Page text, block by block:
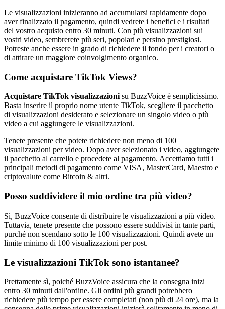
Le visualizzazioni inizieranno ad accumularsi rapidamente dopo
aver finalizzato il pagamento, quindi vedrete i benefici e i risultati
del vostro acquisto entro 30 minuti. Con più visualizzazioni sui
vostri video, sembrerete più seri, popolari e persino prestigiosi.
Potreste anche essere in grado di richiedere il fondo per i creatori o
di attirare un maggiore coinvolgimento organico.
Come acquistare TikTok Views?
Acquistare TikTok visualizzazioni su BuzzVoice è semplicissimo.
Basta inserire il proprio nome utente TikTok, scegliere il pacchetto
di visualizzazioni desiderato e selezionare un singolo video o più
video a cui aggiungere le visualizzazioni.
Tenete presente che potete richiedere non meno di 100
visualizzazioni per video. Dopo aver selezionato i video, aggiungete
il pacchetto al carrello e procedete al pagamento. Accettiamo tutti i
principali metodi di pagamento come VISA, MasterCard, Maestro e
criptovalute come Bitcoin & altri.
Posso suddividere il mio ordine tra più video?
Sì, BuzzVoice consente di distribuire le visualizzazioni a più video.
Tuttavia, tenete presente che possono essere suddivisi in tante parti,
purché non scendano sotto le 100 visualizzazioni. Quindi avete un
limite minimo di 100 visualizzazioni per post.
Le visualizzazioni TikTok sono istantanee?
Prettamente sì, poiché BuzzVoice assicura che la consegna inizi
entro 30 minuti dall'ordine. Gli ordini più grandi potrebbero
richiedere più tempo per essere completati (non più di 24 ore), ma la